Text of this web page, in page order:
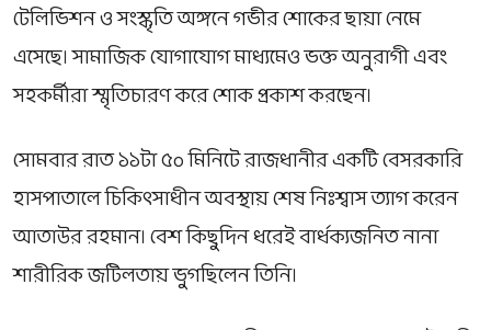
টেলিভিশন ও সংস্কৃতি অঙ্গনে গভীর শোকের ছায়া নেমে
এসেছে। সামাজিক যোগাযোগ মাধ্যমেও ভক্ত অনুরাগী এবং
সহকর্মীরা স্মৃতিচারণ করে শোক প্রকাশ করছেন।
সোমবার রাত ১১টা ৫০ মিনিটে রাজধানীর একটি বেসরকারি
হাসপাতালে চিকিৎসাধীন অবস্থায় শেষ নিঃশ্বাস ত্যাগ করেন
আতাউর রহমান। বেশ কিছুদিন ধরেই বার্ধক্যজনিত নানা
শারীরিক জটিলতায় ভুগছিলেন তিনি।